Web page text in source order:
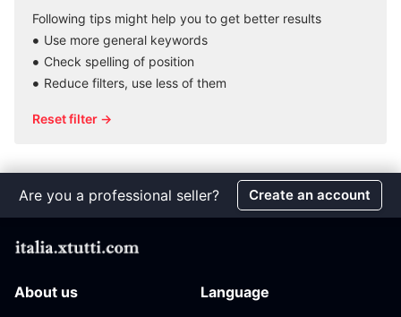
Following tips might help you to get better results
Use more general keywords
Check spelling of position
Reduce filters, use less of them
Reset filter →
Are you a professional seller? Create an account
About us Language